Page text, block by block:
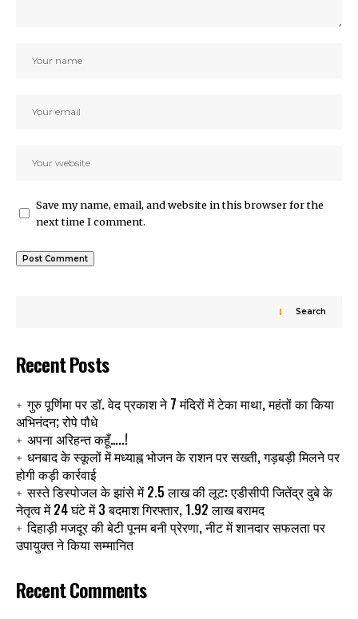
Save my name, email, and website in this browser for the
next time I comment.
Search
Recent Posts
गुरु पूर्णिमा पर डॉ. वेद प्रकाश ने 7 मंदिरों में टेका माथा, महंतों का किया
अभिनंदन; रोपे पौधे
अपना अरिहन्त कहूँ…..!
धनबाद के स्कूलों में मध्याह्न भोजन के राशन पर सख्ती, गड़बड़ी मिलने पर
होगी कड़ी कार्रवाई
सस्ते डिस्पोजल के झांसे में 2.5 लाख की लूट: एडीसीपी जितेंद्र दुबे के
नेतृत्व में 24 घंटे में 3 बदमाश गिरफ्तार, 1.92 लाख बरामद
दिहाड़ी मजदूर की बेटी पूनम बनी प्रेरणा, नीट में शानदार सफलता पर
उपायुक्त ने किया सम्मानित
Recent Comments